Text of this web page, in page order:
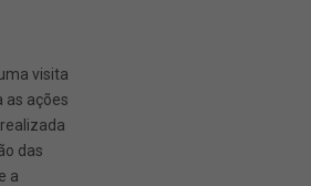
visita
as ações
das
a